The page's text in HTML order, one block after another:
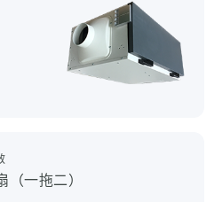
（一拖二）